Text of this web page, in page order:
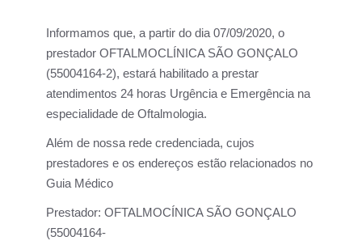
Informamos que, a partir do dia 07/09/2020, o
prestador OFTALMOCLÍNICA SÃO GONÇALO
(55004164-2), estará habilitado a prestar
atendimentos 24 horas Urgência e Emergência na
especialidade de Oftalmologia.
Além de nossa rede credenciada, cujos
prestadores e os endereços estão relacionados no
Guia Médico
Prestador: OFTALMOCÍNICA SÃO GONÇALO
(55004164-